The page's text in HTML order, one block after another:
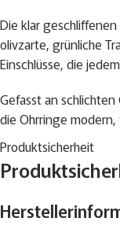
Die klar
olivzarte, grünliche
Einschlüsse, die
Gefasst an
die Ohrringe
Sie sind angenehm
einen Hauch von
möchten.
Produktsicherheit